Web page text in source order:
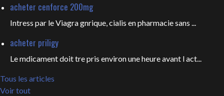
acheter cenforce 200mg
Intress par le Viagra gnrique, cialis en pharmacie sans ...
acheter priligy
Le mdicament doit tre pris environ une heure avant l act...
Tous les articles
Voir tout